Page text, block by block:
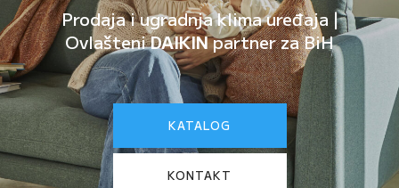
Prodaja i ugradnja klima uređaja |
OvlašteniDAIKINpartner za BiH
KATALOG
KONTAKT